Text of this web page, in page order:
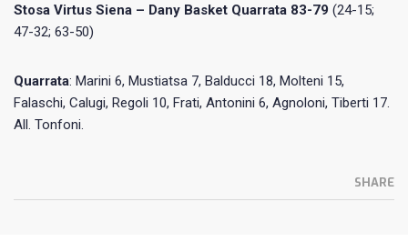
Stosa Virtus Siena – Dany Basket Quarrata 83-79 (24-15;
47-32; 63-50)
Quarrata: Marini 6, Mustiatsa 7, Balducci 18, Molteni 15,
Falaschi, Calugi, Regoli 10, Frati, Antonini 6, Agnoloni, Tiberti 17.
All. Tonfoni.
SHARE